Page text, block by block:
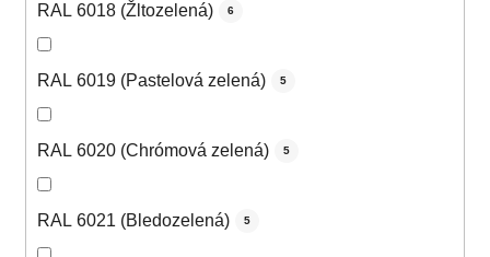
RAL 6018 (Žltozelená) 6
RAL 6019 (Pastelová zelená) 5
RAL 6020 (Chrómová zelená) 5
RAL 6021 (Bledozelená) 5